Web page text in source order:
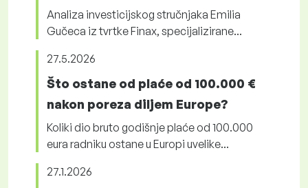
Analiza investicijskog stručnjaka Emilia
Gučeca iz tvrtke Finax, specijalizirane...
27.5.2026
Što ostane od plaće od 100.000 €
nakon poreza diljem Europe?
Koliki dio bruto godišnje plaće od 100.000
eura radniku ostane u Europi uvelike...
27.1.2026